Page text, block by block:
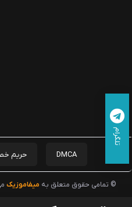
DMCA حریم
© تمامی حقوق متعلق به میفاموزیک
تلگرام